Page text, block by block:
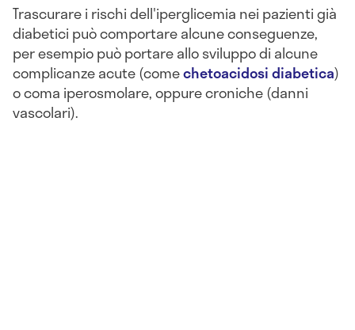
Trascurare i rischi dell'iperglicemia nei pazienti già
diabetici può comportare alcune conseguenze,
per esempio può portare allo sviluppo di alcune
complicanze acute (comechetoacidosi diabetica)
o coma iperosmolare, oppure croniche (danni
vascolari).